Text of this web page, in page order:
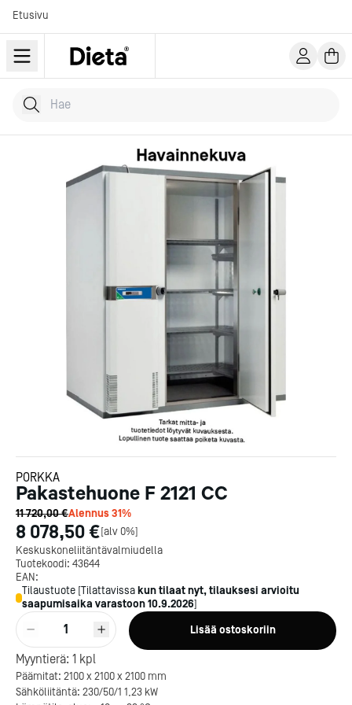
Etusivu
Hae tuotteita
Kirjoita hakusana...
PORKKA
Pakastehuone F 2121 CC
11 720,00 €Alennus31%
8 078,50 €[alv 0%]
Keskuskoneliitäntävalmiudella
Tuotekoodi: 43644
EAN:
Tilaustuote [Tilattavissa kun tilaat nyt, tilauksesi arvioitu
saapumisaika varastoon10.9.2026]
1 Lisää ostoskoriin
Myyntierä: 1 kpl
Päämitat: 2100 x 2100 x 2100 mm
Sähköliitäntä: 230/50/1 1,23 kW